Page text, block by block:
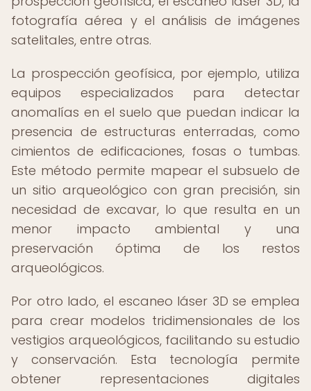
fotografía aérea y el análisis de imágenes
satelitales, entre otras.
La prospección geofísica, por ejemplo, utiliza
equipos especializados para detectar
anomalías en el suelo que puedan indicar la
presencia de estructuras enterradas, como
cimientos de edificaciones, fosas o tumbas.
Este método permite mapear el subsuelo de
un sitio arqueológico con gran precisión, sin
necesidad de excavar, lo que resulta en un
menor impacto ambiental y una
preservación óptima de los restos
arqueológicos.
Por otro lado, el escaneo láser 3D se emplea
para crear modelos tridimensionales de los
vestigios arqueológicos, facilitando su estudio
y conservación. Esta tecnología permite
obtener representaciones digitales